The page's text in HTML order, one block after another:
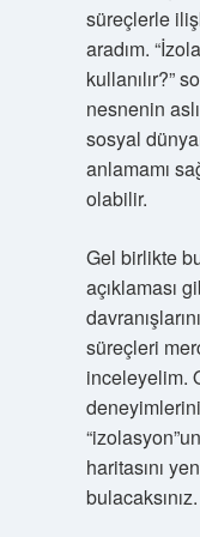
süreçlerle
aradım.
kullanılır?”
nesnenin
sosyal
anlamamı
olabilir.
Gel birlikte
açıklaması
süreçleri
inceleyelim.
haritasını
bulacaksınız.